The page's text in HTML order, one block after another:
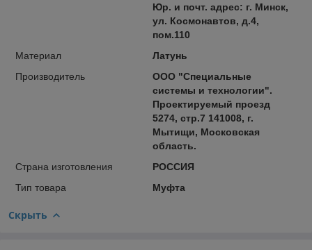
Юр. и почт. адрес: г. Минск,
ул. Коcмонавтов, д.4,
пом.110
Материал
Латунь
Производитель
ООО "Специальные
системы и технологии".
Проектируемый проезд
5274, стр.7 141008, г.
Мытищи, Московская
область.
Страна изготовления
РОССИЯ
Тип товара
Муфта
Скрыть